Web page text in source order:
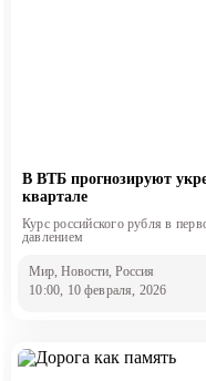
В ВТБ прогнозируют
квартале
Курс российского рубля в
давлением
Мир, Новости, Россия
10:00, 10 февраля, 2026